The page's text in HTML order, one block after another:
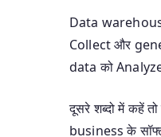
Data
Collect और
data को Analyze
दूसरे शब्दो में कहें
business के